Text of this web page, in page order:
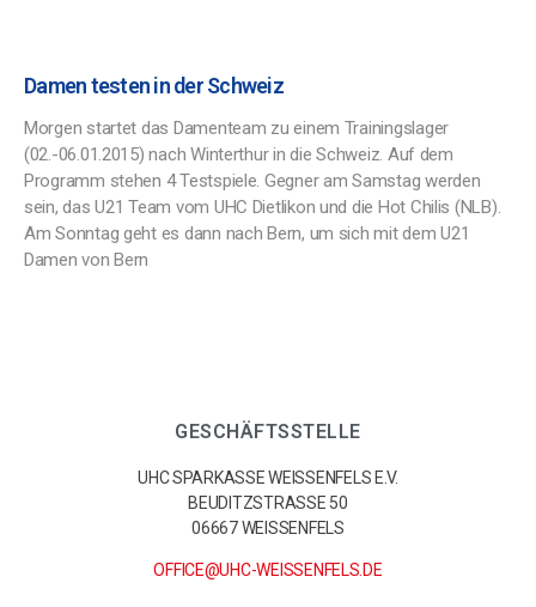
Damen testen in der Schweiz
Morgen startet das Damenteam zu einem Trainingslager
(02.-06.01.2015) nach Winterthur in die Schweiz. Auf dem
Programm stehen 4 Testspiele. Gegner am Samstag werden
sein, das U21 Team vom UHC Dietlikon und die Hot Chilis (NLB).
Am Sonntag geht es dann nach Bern, um sich mit dem U21
Damen von Bern
GESCHÄFTSSTELLE
UHC SPARKASSE WEISSENFELS E.V.
BEUDITZSTRASSE 50
06667 WEISSENFELS
OFFICE@UHC-WEISSENFELS.DE